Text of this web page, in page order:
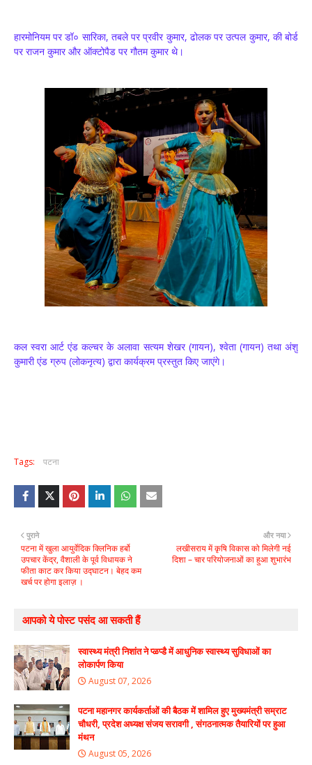
हारमोनियम पर डॉ० सारिका, तबले पर प्रवीर कुमार, ढोलक पर उत्पल कुमार, की बोर्ड
पर राजन कुमार और ऑक्टोपैड पर गौतम कुमार थे।
कल स्वरा आर्ट एंड कल्चर के अलावा सत्यम शेखर (गायन), श्वेता (गायन) तथा अंशु
कुमारी एंड ग्रुप (लोकनृत्य) द्वारा कार्यक्रम प्रस्तुत किए जाएंगे।
Tags: पटना
और नया
लखीसराय में कृषि विकास को मिलेगी नई
दिशा – चार परियोजनाओं का हुआ शुभारंभ
पुराने
पटना में खुला आयुर्वेदिक क्लिनिक हर्बो
उपचार केंद्र, वैशाली के पूर्व विधायक ने
फीता काट कर किया उद्घाटन। बेहद कम
खर्च पर होगा इलाज़ ।
आपको ये पोस्ट पसंद आ सकती हैं
स्वास्थ्य मंत्री निशांत ने प्ळप्डै में आधुनिक स्वास्थ्य सुविधाओं का
लोकार्पण किया
August 07, 2026
पटना महानगर कार्यकर्ताओं की बैठक में शामिल हुए मुख्यमंत्री सम्राट
चौधरी, प्रदेश अध्यक्ष संजय सरावगी , संगठनात्मक तैयारियों पर हुआ
मंथन
August 05, 2026